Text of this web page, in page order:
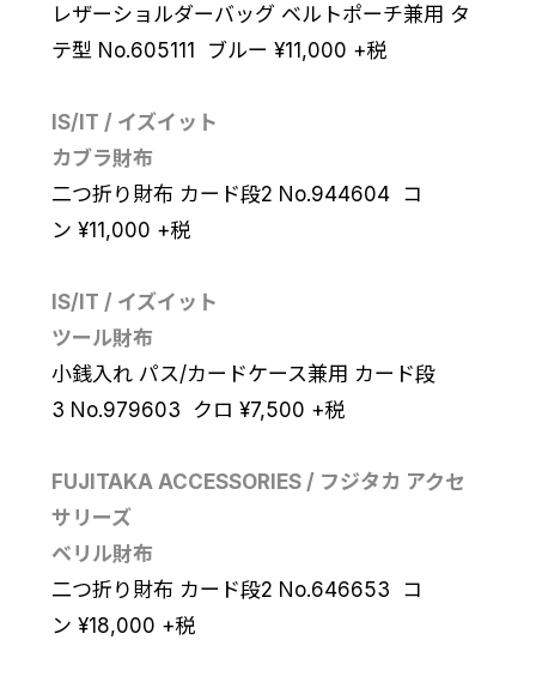
レザーショルダーバッグ ベルトポーチ兼用 タ
テ型 No.605111 ブルー ¥11,000 +税
IS/IT / イズイット
カブラ財布
二つ折り財布 カード段2 No.944604 コ
ン ¥11,000 +税
IS/IT / イズイット
ツール財布
小銭入れ パス/カードケース兼用 カード段
3 No.979603 クロ ¥7,500 +税
FUJITAKA ACCESSORIES / フジタカ アクセ
サリーズ
ベリル財布
二つ折り財布 カード段2 No.646653 コ
ン ¥18,000 +税